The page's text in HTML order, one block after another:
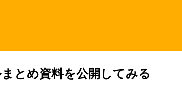
とめ資料を公開してみる